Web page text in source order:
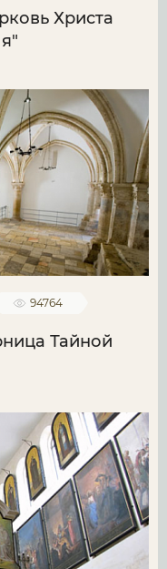
Христа
94764
Тайной